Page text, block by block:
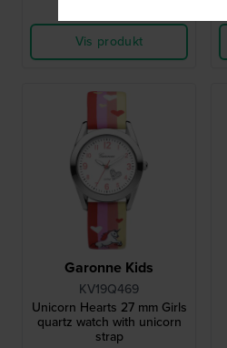
Vis produkt
Garonne Kids
KV19Q469
Unicorn Hearts 27 mm Girls
quartz watch with unicorn
strap